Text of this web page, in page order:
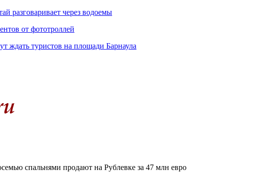
разговаривает через водоемы
от фототроллей
ждать туристов на площади Барнаула
спальнями продают на Рублевке за 47 млн евро